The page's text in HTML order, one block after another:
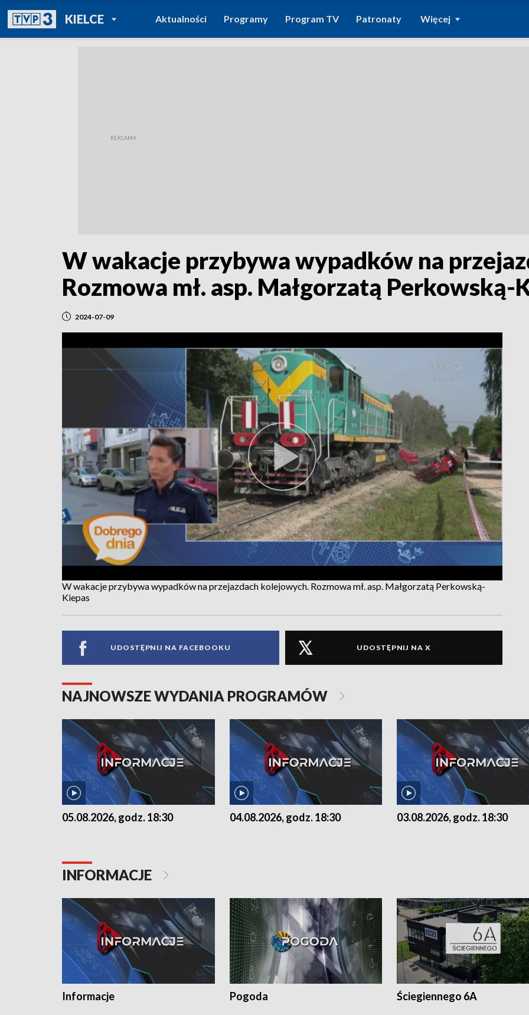
KIELCEPOWRÓT DO
TVP REGIONY
Aktualności Programy Program TV Patronaty Więcej
W wakacje przybywa wypadków na
Rozmowa mł. asp. Małgorzatą Perkowską-
2024-07-09
W wakacje przybywa wypadków na przejazdach kolejowych. Rozmowa mł. asp. Małgorzatą Perkowską-
Kiepas
UDOSTĘPNIJ NA FACEBOOKU UDOSTĘPNIJ NA X
NAJNOWSZE WYDANIA PROGRAMÓW
05.08.2026, godz. 18:30 04.08.2026, godz. 18:30 03.08.2026, godz. 18:30
INFORMACJE
Informacje Pogoda Ściegiennego 6A